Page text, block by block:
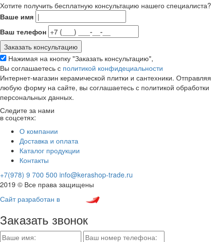
Хотите получить бесплатную консультацию нашего специалиста?
Ваше имя
Ваш телефон
Нажимая на кнопку "Заказать консультацию",
Вы соглашаетесь с политикой конфидециальности
Интернет-магазин керамической плитки и сантехники. Отправляя
любую форму на сайте, вы соглашаетесь с политикой обработки
персональных данных.
Следите за нами
в соцсетях:
О компании
Доставка и оплата
Каталог продукции
Контакты
+7(978) 9 700 500 info@kerashop-trade.ru
2019 © Все права защищены
Сайт разработан в
Заказать звонок